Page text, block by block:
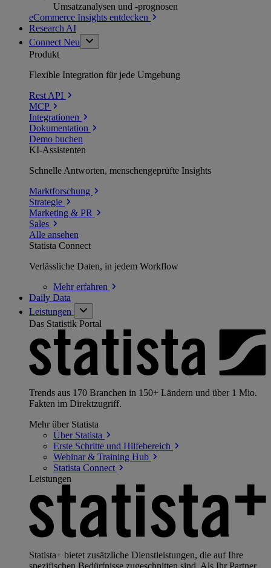
Umsatzanalysen und -prognosen
eCommerce Insights entdecken
Research AI
Connect Neu
Produkt
Flexible Integration für jede Umgebung
Rest API
MCP
Integrationen
Dokumentation
Demo buchen
KI-Assistenten
Schnelle Antworten, menschengeprüfte Insights
Marktforschung
Strategie
Marketing & PR
Sales
Alle ansehen
Statista Connect
Verlässliche Daten, in jedem Workflow
Mehrerfahren
Daily Data
Leistungen
Das Statistik Portal
Trends aus 170 Branchen in 150+ Ländern und über 1 Mio.
Fakten im Direktzugriff.
Mehr über Statista
Über Statista
Erste Schritte und Hilfebereich
Webinar & Training Hub
Statista Connect
Leistungen
Statista+ bietet zusätzliche Dienstleistungen, die auf Ihre
spezifischen Bedürfnisse zugeschnitten sind. Als Ihr Partner